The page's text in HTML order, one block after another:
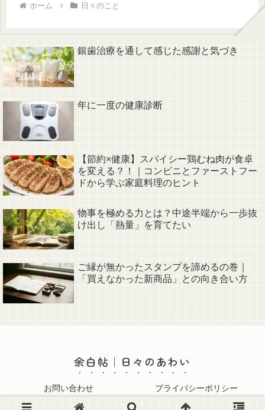
ホーム 日々のこと
銀歯治療を通して感じた感謝と気づき
年に一度の健康診断
【節約×健康】スパイシー鶏むね肉が食卓
を変える？！｜コンビニとファーストフー
ドから学ぶ家庭料理のヒント
物事を極める力とは？中途半端から一歩抜
け出し「熱量」を育てたい
ご縁が無かったスタンプを諦めるの巻｜
「買えなかった新商品」との向き合い方
余白帖｜日々のあわい
お問い合わせ プライバシーポリシー